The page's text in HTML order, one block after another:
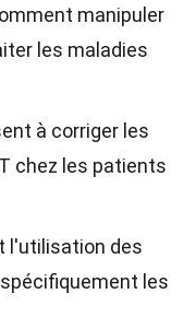
manipuler
les maladies
à corriger les
chez les patients
l'utilisation des
les